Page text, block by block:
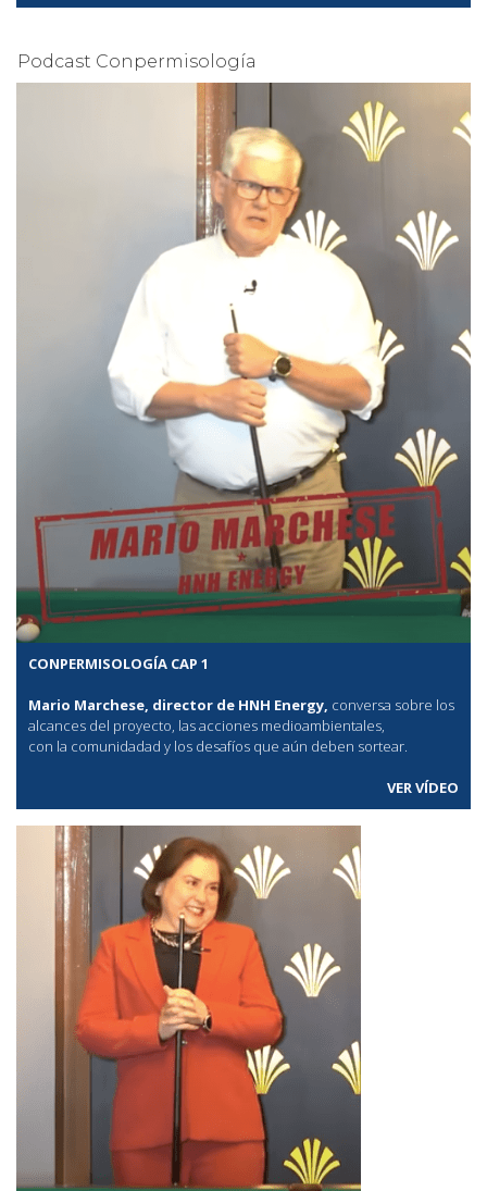
Podcast Conpermisología
CONPERMISOLOGÍA CAP 1
Mario Marchese, director de HNH Energy, conversa sobre los
alcances del proyecto, las acciones medioambientales,
con la comunidadad y los desafíos que aún deben sortear.
VER VÍDEO